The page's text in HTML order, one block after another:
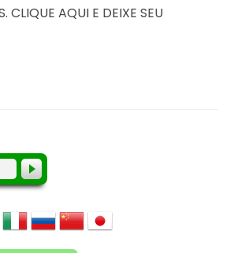
CLIQUE AQUI E DEIXE SEU